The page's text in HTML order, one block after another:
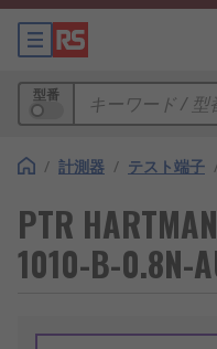
型番
/ 計測器 / テスト端子
PTR
1010-B-0.8N-